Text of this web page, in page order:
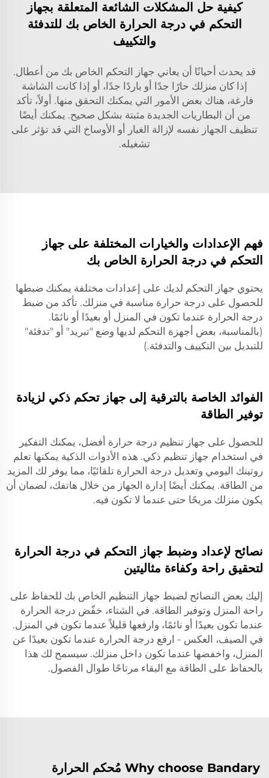
كيفية حل المشكلات الشائعة المتعلقة بجهاز
التحكم في درجة الحرارة الخاص بك للتدفئة
والتكييف
قد يحدث أحيانًا أن يعاني جهاز التحكم الخاص بك من أعطال.
إذا كان منزلك حارًا جدًا أو باردًا جدًا، أو إذا كانت الشاشة
فارغة، هناك بعض الأمور التي يمكنك التحقق منها. أولاً، تأكد
من أن البطاريات الجديدة مثبتة بشكل صحيح. يمكنك أيضًا
تنظيف الجهاز نفسه لإزالة الغبار أو الأوساخ التي قد تؤثر على
تشغيله.
فهم الإعدادات والخيارات المختلفة على جهاز
التحكم في درجة الحرارة الخاص بك
يحتوي جهاز التحكم لديك على إعدادات مختلفة يمكنك ضبطها
للحصول على درجة حرارة مناسبة في منزلك. تأكد من ضبط
درجة الحرارة عندما تكون في المنزل أو بعيدًا أو نائمًا.
(بالمناسبة، بعض أجهزة التحكم لديها وضع "تبريد" أو "تدفئة"
للتبديل بين التكييف والتدفئة.)
الفوائد الخاصة بالترقية إلى جهاز تحكم ذكي لزيادة
توفير الطاقة
للحصول على جهاز تنظيم درجة حرارة أفضل، يمكنك التفكير
في استخدام جهاز تنظيم ذكي. هذه الأدوات الذكية يمكنها تعلم
روتينك اليومي وتعديل درجة الحرارة تلقائيًا، مما يوفر لك المزيد
من الطاقة. يمكنك أيضًا إدارة الجهاز من خلال هاتفك، لضمان أن
يكون منزلك مريحًا حتى عندما لا تكون فيه.
نصائح لإعداد وضبط جهاز التحكم في درجة الحرارة
لتحقيق راحة وكفاءة مثاليتين
إليك بعض النصائح لضبط جهاز التنظيم الخاص بك للحفاظ على
راحة المنزل وتوفير الطاقة. في الشتاء، خفّض درجة الحرارة
عندما تكون بعيدًا أو نائمًا، وارفعها قليلاً عندما تكون في المنزل.
في الصيف، العكس - ارفع درجة الحرارة عندما تكون بعيدًا عن
المنزل، واخفضها عندما تكون داخل منزلك. سيسمح لك هذا
بالحفاظ على الطاقة مع البقاء مرتاحًا طوال الفصول.
Why choose Bandary مُحكم الحرارة